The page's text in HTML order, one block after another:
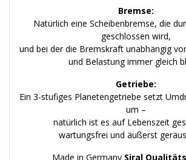
Bremse:
Natürlich eine Scheibenbremse, die
geschlossen wird,
und bei der die Bremskraft unabhängig
und Belastung immer gleich
Getriebe:
Ein 3-stufiges Planetengetriebe setzt
um –
natürlich ist es auf Lebenszeit
wartungsfrei und äußerst
Made in Germany Siral